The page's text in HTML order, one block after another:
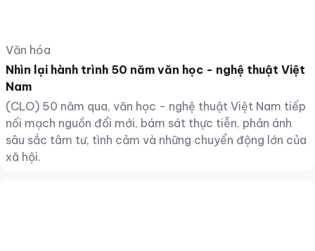
Văn hóa
Nhìn lại hành trình 50 năm văn học - nghệ thuật Việt
Nam
(CLO) 50 năm qua, văn học - nghệ thuật Việt Nam tiếp
nối mạch nguồn đổi mới, bám sát thực tiễn, phản ánh
sâu sắc tâm tư, tình cảm và những chuyển động lớn của
xã hội.